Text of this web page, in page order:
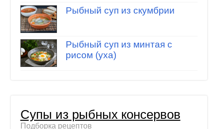
Рыбный суп из скумбрии
Рыбный суп из минтая с
рисом (уха)
Супы из рыбных консервов
Подборка рецептов